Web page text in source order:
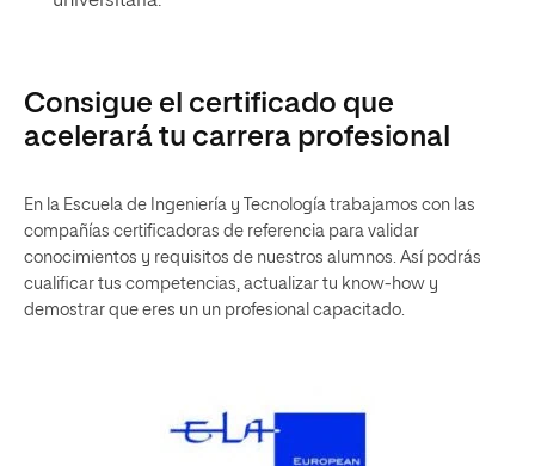
Consigue el certificado que
acelerará tu carrera profesional
En la Escuela de Ingeniería y Tecnología trabajamos con las
compañías certificadoras de referencia para validar
conocimientos y requisitos de nuestros alumnos. Así podrás
cualificar tus competencias, actualizar tu know-how y
demostrar que eres un un profesional capacitado.